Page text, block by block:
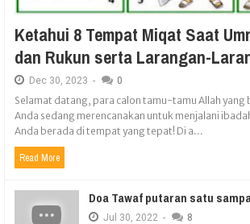
Ketahui 8 Tempat Miqat Saat
dan Rukun serta Larangan-
Dec 30, 2023 - 0
Selamat datang, para calon tamu-tamu Allah yang
Anda sedang merencanakan untuk menjalani
Anda berada di tempat yang tepat! Di a...
Read More
Doa Tawaf putaran satu
Jul 30, 2022 - 8